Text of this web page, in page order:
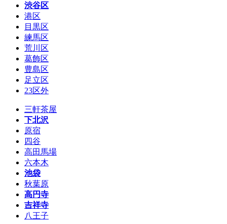
渋谷区
港区
目黒区
練馬区
荒川区
葛飾区
豊島区
足立区
23区外
三軒茶屋
下北沢
原宿
四谷
高田馬場
六本木
池袋
秋葉原
高円寺
吉祥寺
八王子